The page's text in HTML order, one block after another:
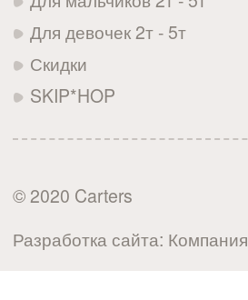
Для девочек 2т - 5т
Скидки
SKIP*HOP
© 2020 Carters
Разработка сайта: Компания